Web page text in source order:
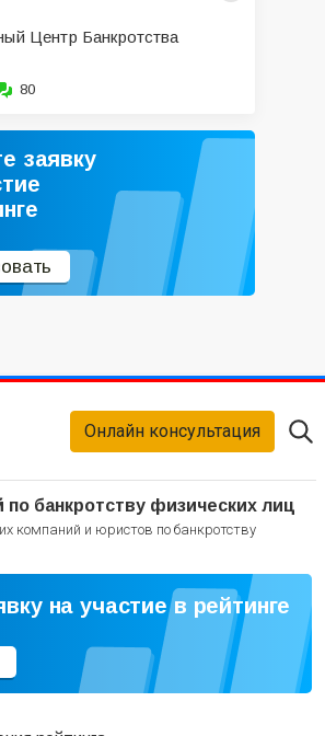
Центр Банкротства
80
заявку
по банкротству физических лиц
компаний и юристов по банкротству
Онлайн консультация
на участие в рейтинге